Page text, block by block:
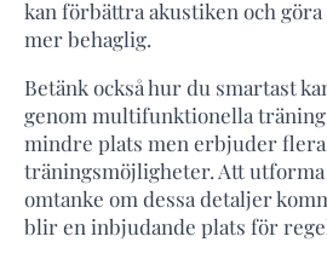
kan förbättra akustiken och
mer behaglig.
Betänk också hur du smartast
genom multifunktionella
mindre plats men erbjuder flera
träningsmöjligheter. Att
omtanke om dessa detaljer
blir en inbjudande plats för